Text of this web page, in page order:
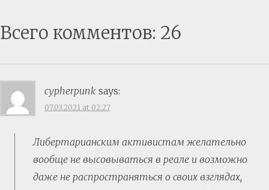
Всего комментов: 26
cypherpunk says:
07.03.2021 at 02:27
Либертарианским активистам желательно
вообще не высовываться в реале и возможно
даже не распространяться о своих взглядах,